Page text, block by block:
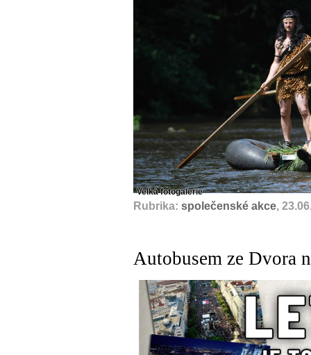
Velká fotogalerie
Rubrika: společenské akce,
Autobusem ze Dvora